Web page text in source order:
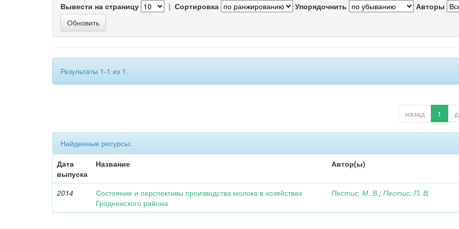
Вывести на страницу | Сортировка Упорядочнить Авторы
Результаты 1-1 из 1.
назад 1
Найденные ресурсы:
Дата
выпуска
Название Автор(ы)
2014
Состояние и перспективы производства молока в хозяйствах
Гродненского района
Пестис, М. В.;Пестис, П. В.